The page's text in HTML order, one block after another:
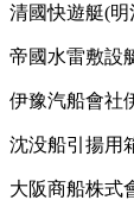
清國快遊艇(
帝國水雷敷設
伊豫汽船會社
沈没船引揚用
大阪商船株式